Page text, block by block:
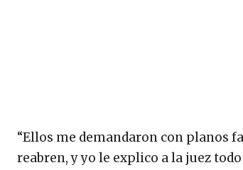
“Ellos me demandaron con planos
reabren, y yo le explico a la juez